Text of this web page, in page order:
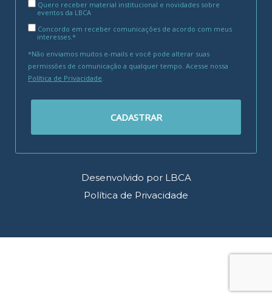
Quero receber material institucional e novidades sobre
eventos da LBCA
Concordo em receber comunicações de acordo com meus
interesses.*
*Não enviamos muitos e-mails e você pode alterar suas
permissões de comunicação a qualquer tempo. Acesse nossa
Política de Privacidade.
CADASTRAR
Desenvolvido por LBCA
Política de Privacidade